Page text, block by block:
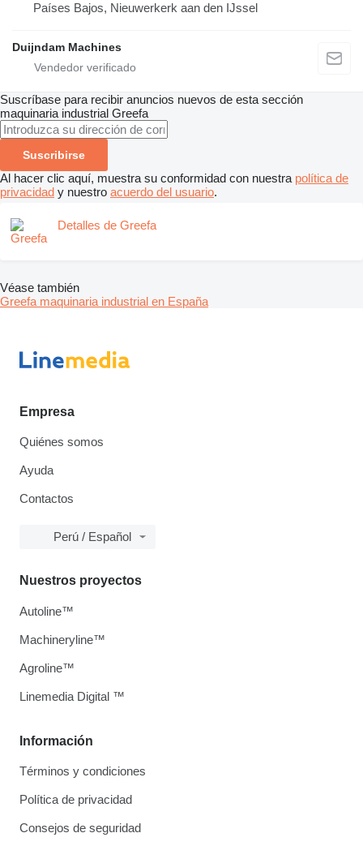
Países Bajos, Nieuwerkerk aan den IJssel
Duijndam Machines
Suscríbase para recibir anuncios nuevos de esta sección
maquinaria industrial Greefa
Suscribirse
Al hacer clic aquí, muestra su conformidad con nuestra política de
privacidad y nuestro acuerdo del usuario.
Detalles de Greefa
Véase también
Greefa maquinaria industrial en España
Empresa
Quiénes somos
Ayuda
Contactos
Perú / Español
Información
Términos y condiciones
Política de privacidad
Consejos de seguridad
Nuestros proyectos
Autoline™
Machineryline™
Agroline™
Linemedia Digital ™